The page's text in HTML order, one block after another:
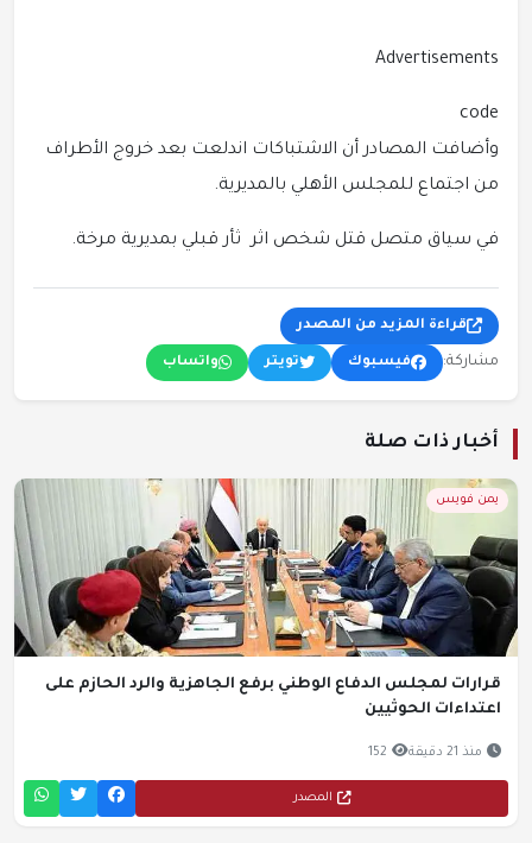
Advertisements
code
وأضافت المصادر أن الاشتباكات اندلعت بعد خروج الأطراف
من اجتماع للمجلس الأهلي بالمديرية.
في سياق متصل قتل شخص اثر ثأر قبلي بمديرية مرخة.
قراءة المزيد من المصدر
مشاركة: فيسبوك تويتر واتساب
أخبار ذات صلة
يمن فويس
قرارات لمجلس الدفاع الوطني برفع الجاهزية والرد الحازم على
اعتداءات الحوثيين
منذ 21 دقيقة 152
المصدر